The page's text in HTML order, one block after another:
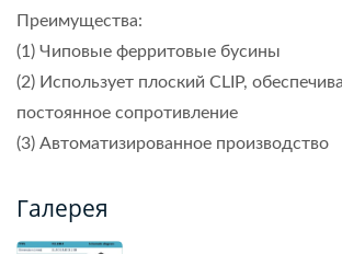
Преимущества:
(1) Чиповые ферритовые бусины
(2) Использует плоский CLIP,
постоянное сопротивление
(3) Автоматизированное производство
Галерея